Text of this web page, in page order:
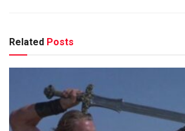
Related Posts